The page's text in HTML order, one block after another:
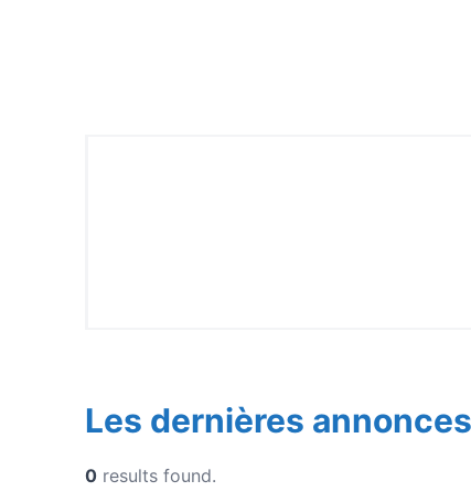
Les dernières
0 results found.